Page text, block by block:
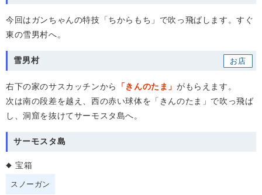
今回はガンちゃんの特技「ちからもち」で吹っ飛ばします。すぐ
東の雪男村へ。
雪男村
右下の家のサスカッチンから 「きんのたま」がもらえます。
次は南の段差を越え、西の赤い球体を「きんのたま」で吹っ飛ば
し、洞窟を抜けてサーモスタ島へ。
サーモスタ島
宝箱
スノーガン